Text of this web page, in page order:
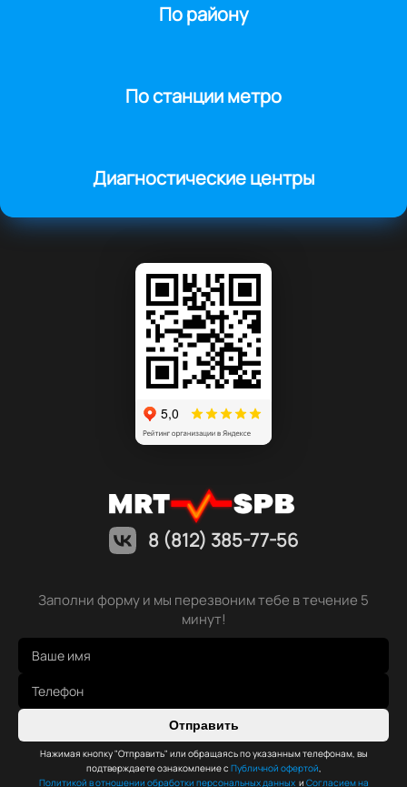
По району
По станции метро
Диагностические центры
8 (812) 385-77-56
Заполни форму и мы перезвоним тебе в течение 5
минут!
Отправить
Нажимая кнопку "Отправить" или обращаясь по указанным телефонам, вы
подтверждаете ознакомление с Публичной офертой,
Политикой в отношении обработки персональных данных и Согласием на